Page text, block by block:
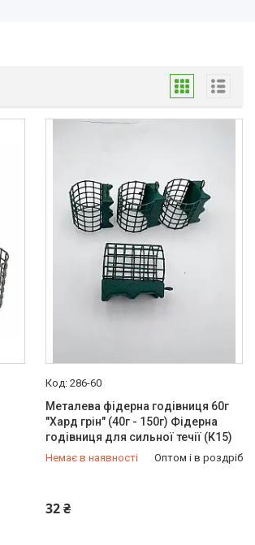
286-60
Металева фідерна годівниця 60г
"Хард грін" (40г - 150г) Фідерна
годівниця для сильної течії (К15)
Немає в наявності Оптом і в роздріб
32 ₴
+380 (97) 949-97-05